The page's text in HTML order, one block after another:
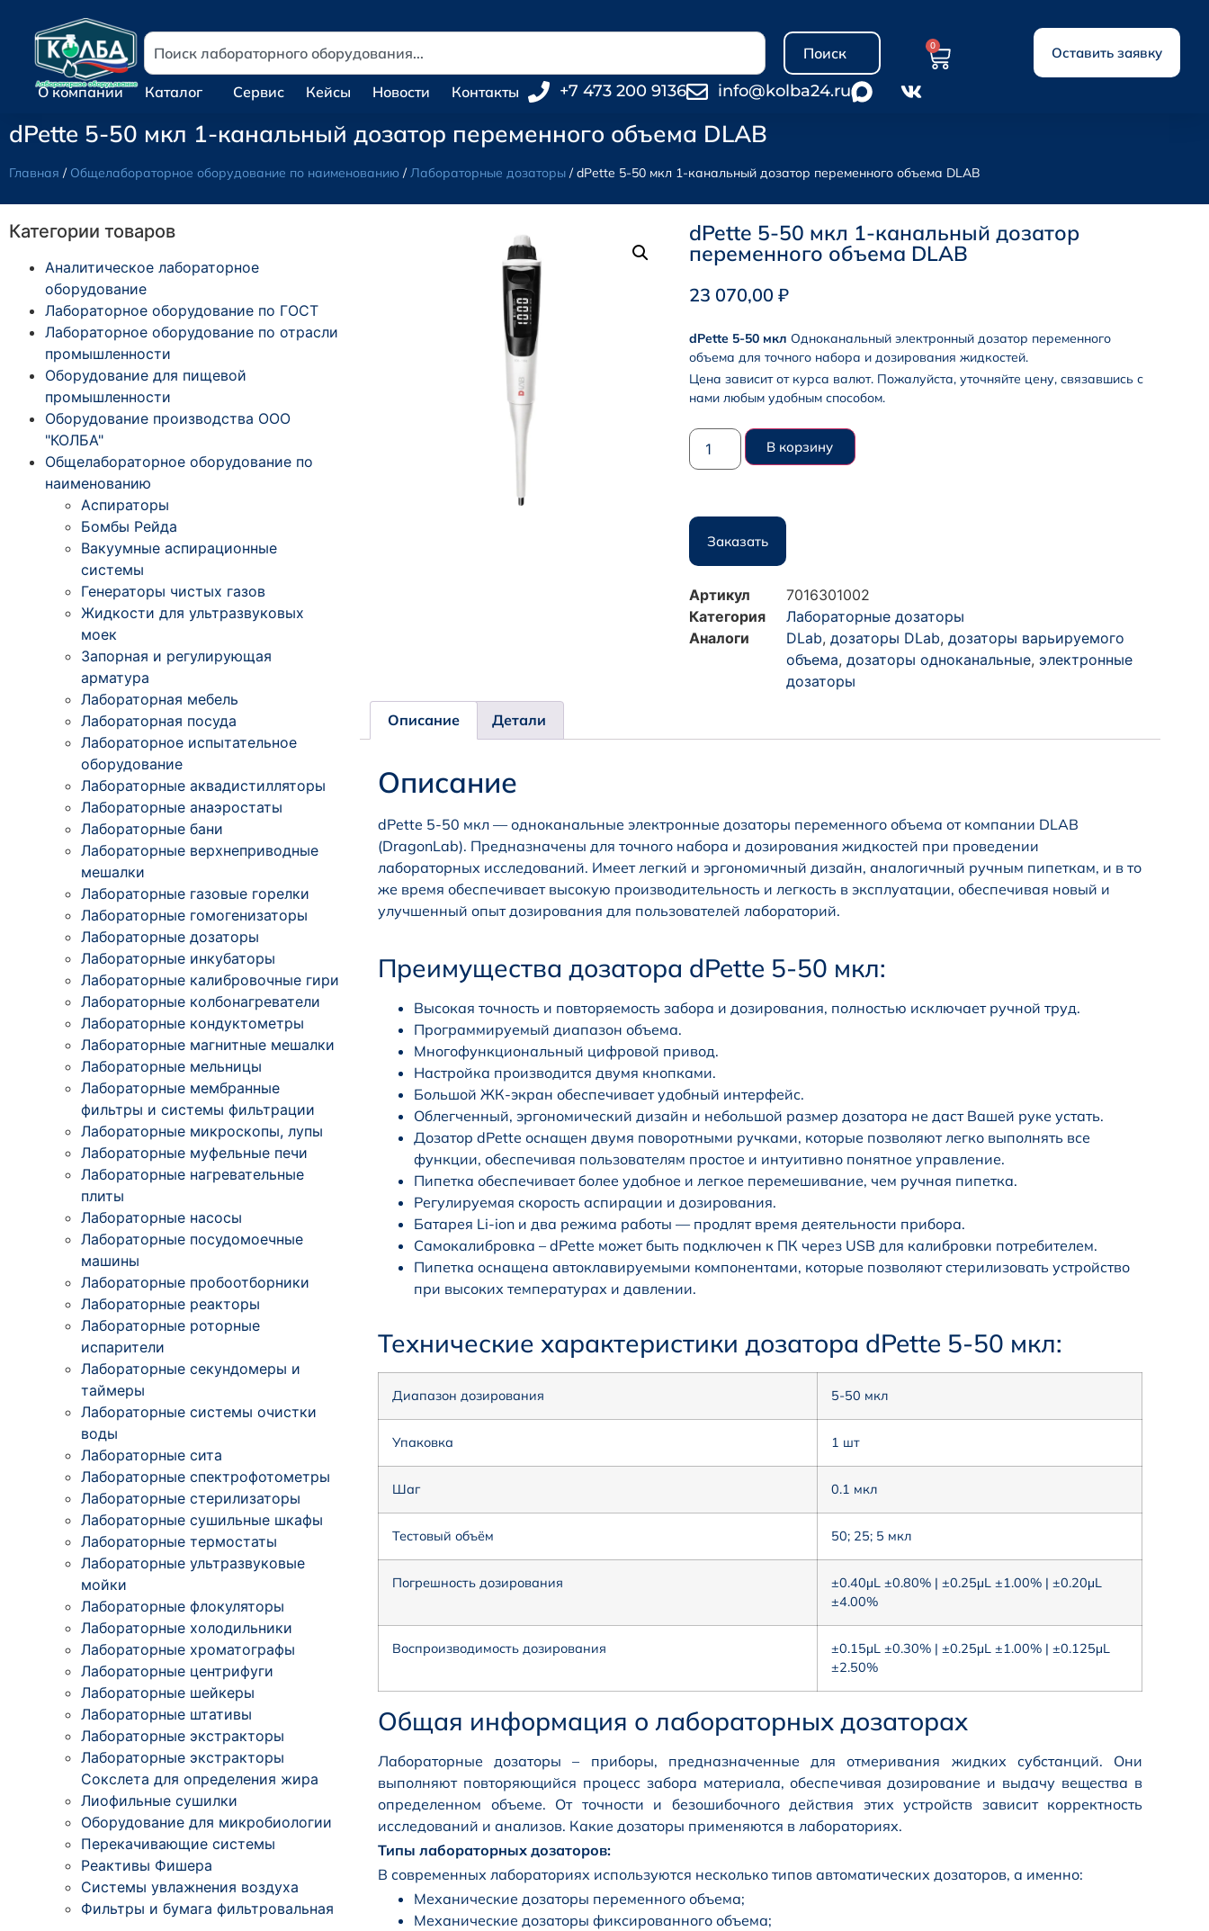
Поиск 0 Оставить заявку
О компании Каталог Сервис Кейсы Новости Контакты +7 473 200 9136 info@kolba24.ru
dPette 5-50 мкл 1-канальный дозатор переменного объема DLAB
Главная / Общелабораторное оборудование по наименованию /Лабораторные дозаторы / dPette 5-50 мкл 1-канальный дозатор переменного объема DLAB
Категории товаров
Аналитическое лабораторное
оборудование
Лабораторное оборудование по ГОСТ
Лабораторное оборудование по отрасли
промышленности
Оборудование для пищевой
промышленности
Оборудование производства ООО
"КОЛБА"
Общелабораторное оборудование по
наименованию
Аспираторы
Бомбы Рейда
Вакуумные аспирационные
системы
Генераторы чистых газов
Жидкости для ультразвуковых
моек
Запорная и регулирующая
арматура
Лабораторная мебель
Лабораторная посуда
Лабораторное испытательное
оборудование
Лабораторные аквадистилляторы
Лабораторные анаэростаты
Лабораторные бани
Лабораторные верхнеприводные
мешалки
Лабораторные газовые горелки
Лабораторные гомогенизаторы
Лабораторные дозаторы
Лабораторные инкубаторы
Лабораторные калибровочные гири
Лабораторные колбонагреватели
Лабораторные кондуктометры
Лабораторные магнитные мешалки
Лабораторные мельницы
Лабораторные мембранные
фильтры и системы фильтрации
Лабораторные микроскопы, лупы
Лабораторные муфельные печи
Лабораторные нагревательные
плиты
Лабораторные насосы
Лабораторные посудомоечные
машины
Лабораторные пробоотборники
Лабораторные реакторы
Лабораторные роторные
испарители
Лабораторные секундомеры и
таймеры
Лабораторные системы очистки
воды
Лабораторные сита
Лабораторные спектрофотометры
Лабораторные стерилизаторы
Лабораторные сушильные шкафы
Лабораторные термостаты
Лабораторные ультразвуковые
мойки
Лабораторные флокуляторы
Лабораторные холодильники
Лабораторные хроматографы
Лабораторные центрифуги
Лабораторные шейкеры
Лабораторные штативы
Лабораторные экстракторы
Лабораторные экстракторы
Сокслета для определения жира
Лиофильные сушилки
Оборудование для микробиологии
Перекачивающие системы
Реактивы Фишера
Системы увлажнения воздуха
Фильтры и бумага фильтровальная
dPette 5-50 мкл 1-канальный дозатор
переменного объема DLAB
23 070,00 ₽
dPette 5-50 мкл Одноканальный электронный дозатор переменного
объема для точного набора и дозирования жидкостей.
Цена зависит от курса валют. Пожалуйста, уточняйте цену, связавшись с
нами любым удобным способом.
В корзину
Заказать
Артикул
7016301002
Категория
Лабораторные дозаторы
Аналоги
DLab, дозаторы DLab, дозаторы варьируемого
объема, дозаторы одноканальные, электронные
дозаторы
Описание Детали
Описание
dPette 5-50 мкл — одноканальные электронные дозаторы переменного объема от компании DLAB
(DragonLab). Предназначены для точного набора и дозирования жидкостей при проведении
лабораторных исследований. Имеет легкий и эргономичный дизайн, аналогичный ручным пипеткам, и в то
же время обеспечивает высокую производительность и легкость в эксплуатации, обеспечивая новый и
улучшенный опыт дозирования для пользователей лабораторий.
Преимущества дозатора dPette 5-50 мкл:
Высокая точность и повторяемость забора и дозирования, полностью исключает ручной труд.
Программируемый диапазон объема.
Многофункциональный цифровой привод.
Настройка производится двумя кнопками.
Большой ЖК-экран обеспечивает удобный интерфейс.
Облегченный, эргономический дизайн и небольшой размер дозатора не даст Вашей руке устать.
Дозатор dPette оснащен двумя поворотными ручками, которые позволяют легко выполнять все
функции, обеспечивая пользователям простое и интуитивно понятное управление.
Пипетка обеспечивает более удобное и легкое перемешивание, чем ручная пипетка.
Регулируемая скорость аспирации и дозирования.
Батарея Li-ion и два режима работы — продлят время деятельности прибора.
Самокалибровка – dPette может быть подключен к ПК через USB для калибровки потребителем.
Пипетка оснащена автоклавируемыми компонентами, которые позволяют стерилизовать устройство
при высоких температурах и давлении.
Технические характеристики дозатора dPette 5-50 мкл:
Диапазон дозирования 5-50 мкл
Упаковка 1 шт
Шаг 0.1 мкл
Тестовый объём 50; 25; 5 мкл
Погрешность дозирования
±0.40μL ±0.80% | ±0.25μL ±1.00% | ±0.20μL
±4.00%
Воспроизводимость дозирования
±0.15μL ±0.30% | ±0.25μL ±1.00% | ±0.125μL
±2.50%
Общая информация о лабораторных дозаторах
Лабораторные дозаторы – приборы, предназначенные для отмеривания жидких субстанций. Они
выполняют повторяющийся процесс забора материала, обеспечивая дозирование и выдачу вещества в
определенном объеме. От точности и безошибочного действия этих устройств зависит корректность
исследований и анализов. Какие дозаторы применяются в лабораториях.
Типы лабораторных дозаторов:
В современных лабораториях используются несколько типов автоматических дозаторов, а именно:
Механические дозаторы переменного объема;
Механические дозаторы фиксированного объема;